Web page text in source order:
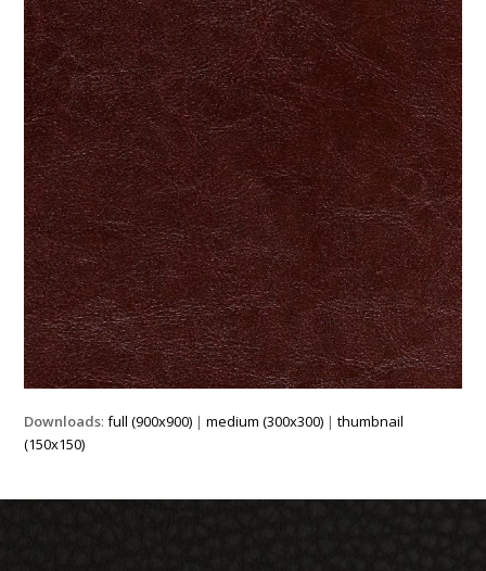
Downloads:full (900x900) |medium (300x300) |thumbnail
(150x150)